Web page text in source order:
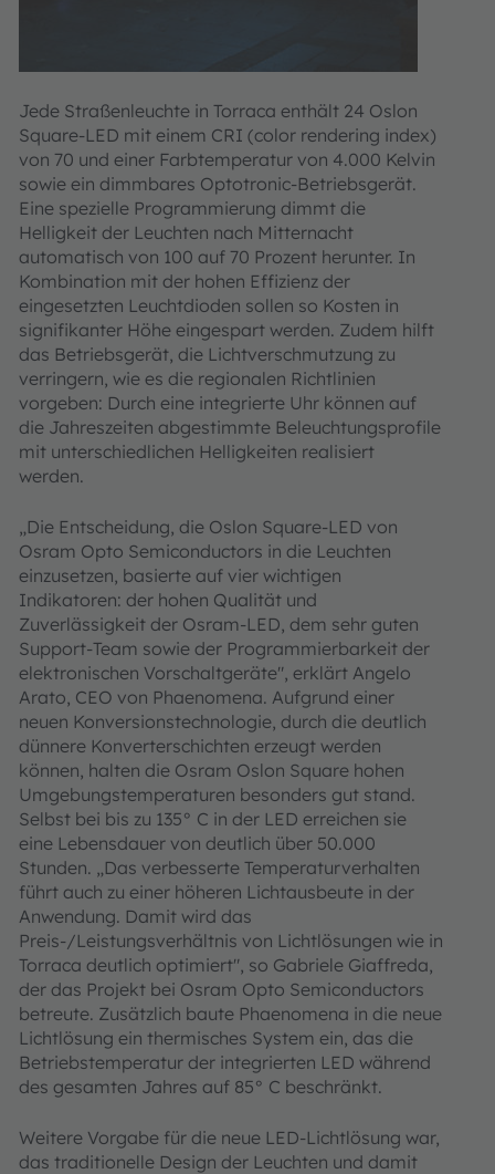
Jede Straßenleuchte in Torraca enthält 24 Oslon
Square-LED mit einem CRI (color rendering index)
von 70 und einer Farbtemperatur von 4.000 Kelvin
sowie ein dimmbares Optotronic-Betriebsgerät.
Eine spezielle Programmierung dimmt die
Helligkeit der Leuchten nach Mitternacht
automatisch von 100 auf 70 Prozent herunter. In
Kombination mit der hohen Effizienz der
eingesetzten Leuchtdioden sollen so Kosten in
signifikanter Höhe eingespart werden. Zudem hilft
das Betriebsgerät, die Lichtverschmutzung zu
verringern, wie es die regionalen Richtlinien
vorgeben: Durch eine integrierte Uhr können auf
die Jahreszeiten abgestimmte Beleuchtungsprofile
mit unterschiedlichen Helligkeiten realisiert
werden.
„Die Entscheidung, die Oslon Square-LED von
Osram Opto Semiconductors in die Leuchten
einzusetzen, basierte auf vier wichtigen
Indikatoren: der hohen Qualität und
Zuverlässigkeit der Osram-LED, dem sehr guten
Support-Team sowie der Programmierbarkeit der
elektronischen Vorschaltgeräte", erklärt Angelo
Arato, CEO von Phaenomena. Aufgrund einer
neuen Konversionstechnologie, durch die deutlich
dünnere Konverterschichten erzeugt werden
können, halten die Osram Oslon Square hohen
Umgebungstemperaturen besonders gut stand.
Selbst bei bis zu 135° C in der LED erreichen sie
eine Lebensdauer von deutlich über 50.000
Stunden. „Das verbesserte Temperaturverhalten
führt auch zu einer höheren Lichtausbeute in der
Anwendung. Damit wird das
Preis-/Leistungsverhältnis von Lichtlösungen wie in
Torraca deutlich optimiert", so Gabriele Giaffreda,
der das Projekt bei Osram Opto Semiconductors
betreute. Zusätzlich baute Phaenomena in die neue
Lichtlösung ein thermisches System ein, das die
Betriebstemperatur der integrierten LED während
des gesamten Jahres auf 85° C beschränkt.
Weitere Vorgabe für die neue LED-Lichtlösung war,
das traditionelle Design der Leuchten und damit